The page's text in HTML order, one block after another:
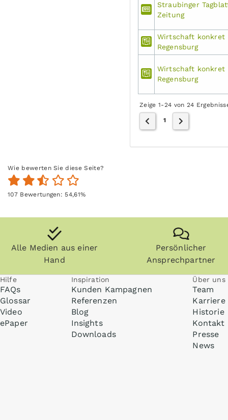
Straubinger
Zeitung
Wirtschaft konkret
Regensburg
Wirtschaft konkret
Regensburg
Zeige 1-24 von 24
1
Wie bewerten Sie diese Seite?
107Bewertungen: 54,61%
Alle Medien aus einer
Hand
Persönlicher
Ansprechpartner
Hilfe
FAQs
Glossar
Video
ePaper
Inspiration
Kunden Kampagnen
Referenzen
Blog
Insights
Downloads
Über uns
Team
Karriere
Historie
Kontakt
Presse
News